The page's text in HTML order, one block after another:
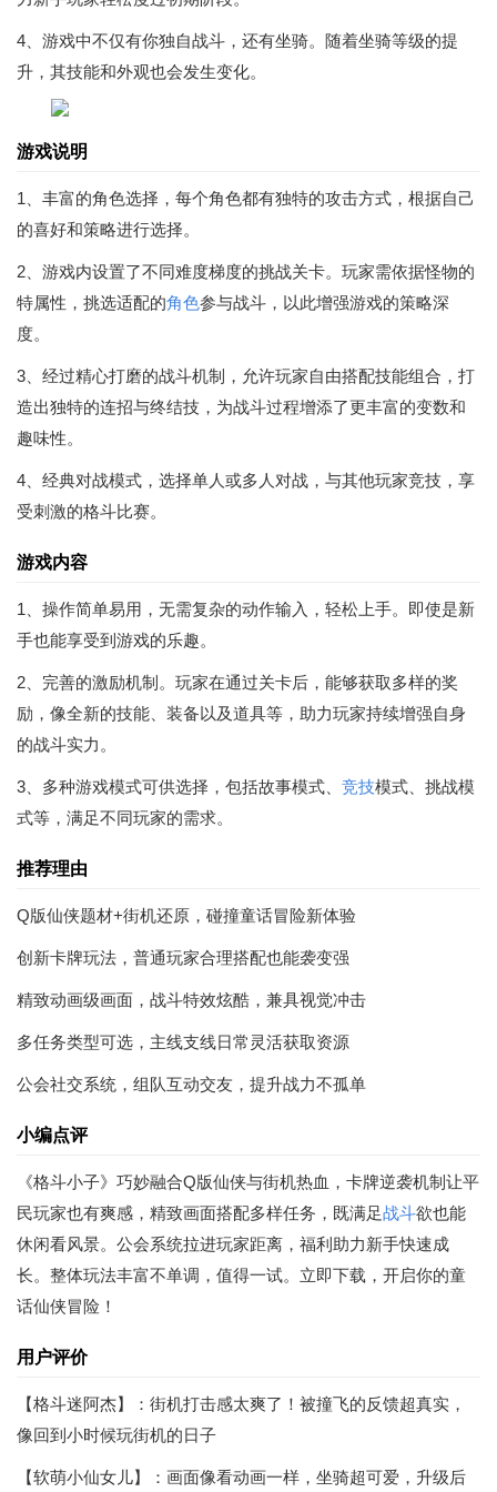
4、游戏中不仅有你独自战斗，还有坐骑。随着坐骑等级的提
升，其技能和外观也会发生变化。
游戏说明
1、丰富的角色选择，每个角色都有独特的攻击方式，根据自己
的喜好和策略进行选择。
2、游戏内设置了不同难度梯度的挑战关卡。玩家需依据怪物的
特属性，挑选适配的角色参与战斗，以此增强游戏的策略深
度。
3、经过精心打磨的战斗机制，允许玩家自由搭配技能组合，打
造出独特的连招与终结技，为战斗过程增添了更丰富的变数和
趣味性。
4、经典对战模式，选择单人或多人对战，与其他玩家竞技，享
受刺激的格斗比赛。
游戏内容
1、操作简单易用，无需复杂的动作输入，轻松上手。即使是新
手也能享受到游戏的乐趣。
2、完善的激励机制。玩家在通过关卡后，能够获取多样的奖
励，像全新的技能、装备以及道具等，助力玩家持续增强自身
的战斗实力。
3、多种游戏模式可供选择，包括故事模式、 竞技模式、挑战模
式等，满足不同玩家的需求。
推荐理由
Q版仙侠题材+街机还原，碰撞童话冒险新体验
创新卡牌玩法，普通玩家合理搭配也能袭变强
精致动画级画面，战斗特效炫酷，兼具视觉冲击
多任务类型可选，主线支线日常灵活获取资源
公会社交系统，组队互动交友，提升战力不孤单
小编点评
《格斗小子》巧妙融合Q版仙侠与街机热血，卡牌逆袭机制让平
民玩家也有爽感，精致画面搭配多样任务，既满足战斗欲也能
休闲看风景。公会系统拉进玩家距离，福利助力新手快速成
长。整体玩法丰富不单调，值得一试。立即下载，开启你的童
话仙侠冒险！
用户评价
【格斗迷阿杰】：街机打击感太爽了！被撞飞的反馈超真实，
像回到小时候玩街机的日子
【软萌小仙女儿】：画面像看动画一样，坐骑超可爱，升级后